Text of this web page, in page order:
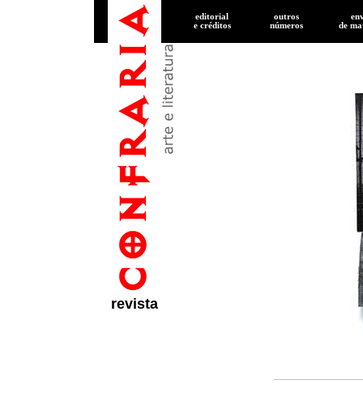
revista
editorial
e créditos
outros
números
de